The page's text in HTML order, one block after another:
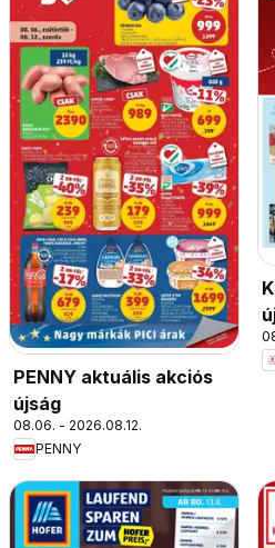
PENNY aktuális akciós
újság
08.06. - 2026.08.12.
PENNY